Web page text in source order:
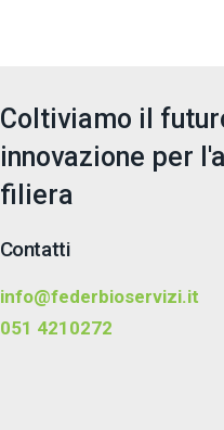
Coltiviamo il
innovazione per
filiera
Contatti
info@federbioservizi.it
051 4210272